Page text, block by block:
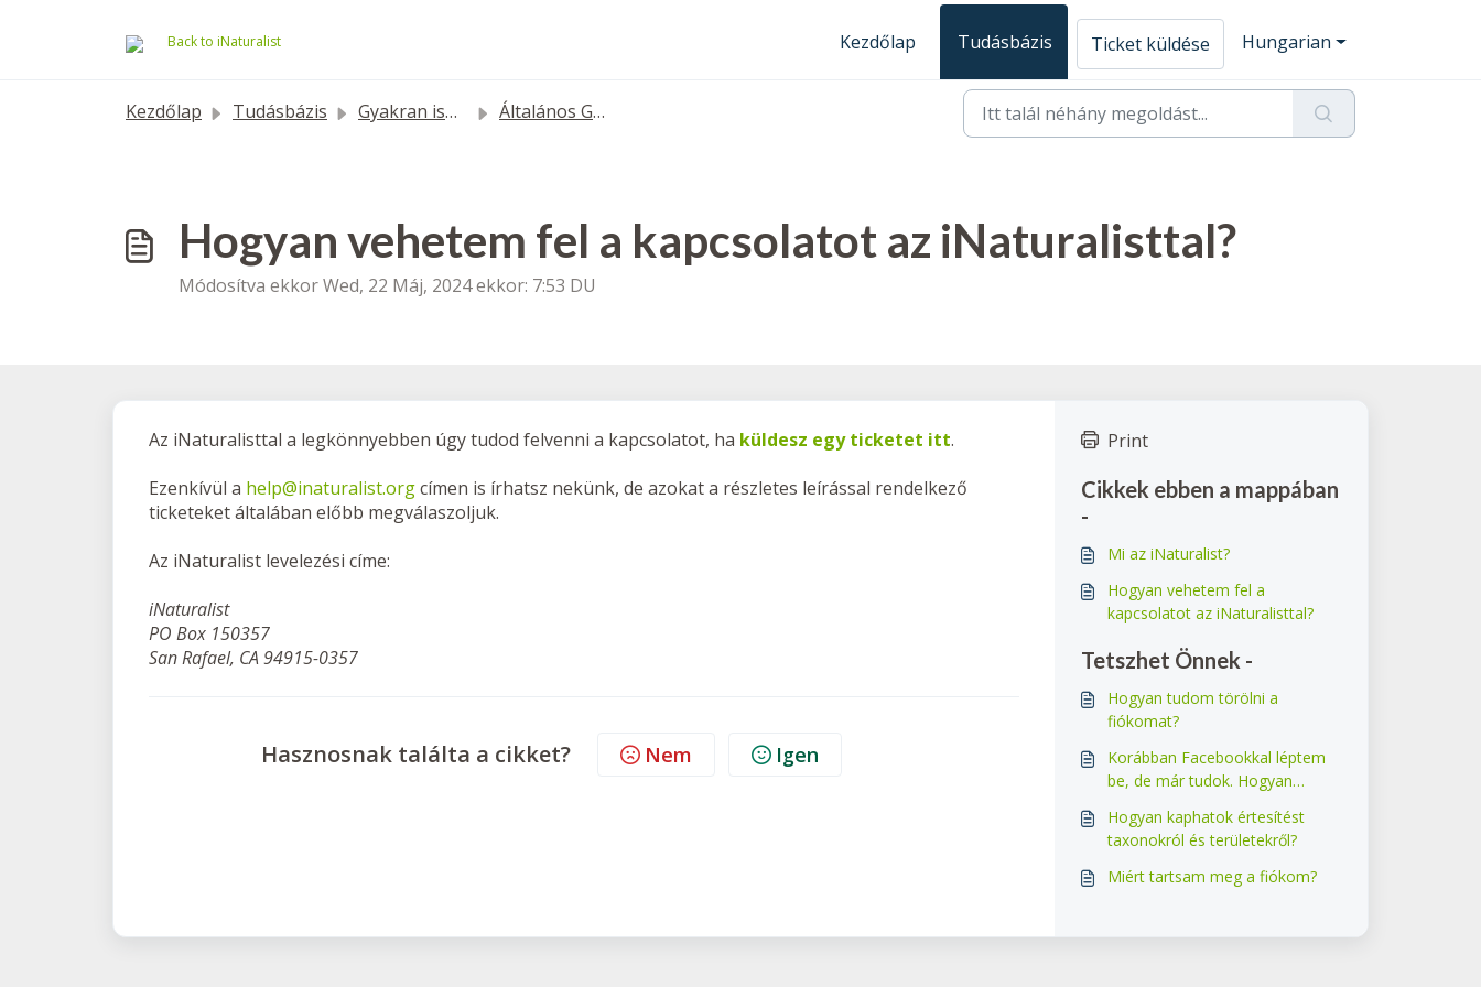
Back to iNaturalist Kezdőlap Tudásbázis Ticket küldése Hungarian
Kezdőlap Tudásbázis Gyakran ismételt kérdések Általános GyIK
Hogyan vehetem fel a kapcsolatot az iNaturalisttal?
Módosítva ekkor Wed, 22 Máj, 2024 ekkor: 7:53 DU
Az iNaturalisttal a legkönnyebben úgy tudod felvenni a kapcsolatot, ha küldesz egy ticketet itt.
Ezenkívül a help@inaturalist.orgcímen is írhatsz nekünk, de azokat a részletes leírással rendelkező
ticketeket általában előbb megválaszoljuk.
Az iNaturalist levelezési címe:
iNaturalist
PO Box 150357
San Rafael, CA 94915-0357
Hasznosnak találta a cikket? Nem Igen
Print
Cikkek ebben a mappában
-
Mi az iNaturalist?
Hogyan vehetem fel a
kapcsolatot az iNaturalisttal?
Tetszhet Önnek -
Hogyan tudom törölni a
fiókomat?
Korábban Facebookkal léptem
be, de már tudok. Hogyan
Hogyan kaphatok értesítést
taxonokról és területekről?
Miért tartsam meg a fiókom?